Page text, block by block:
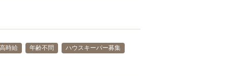
高時給 年齢不問
ハウスキーパー募集